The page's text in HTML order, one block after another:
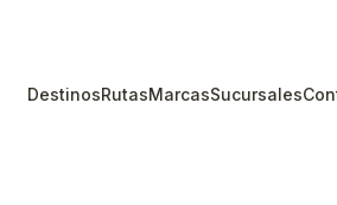
DestinosRutasMarcasSucursales